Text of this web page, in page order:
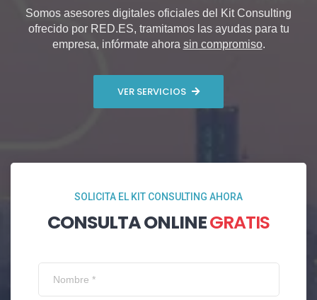
Somos asesores digitales oficiales del Kit Consulting
ofrecido por RED.ES, tramitamos las ayudas para tu
empresa, infórmate ahora sin compromiso.
VER SERVICIOS
SOLICITA EL KIT CONSULTING AHORA
CONSULTA ONLINEGRATIS